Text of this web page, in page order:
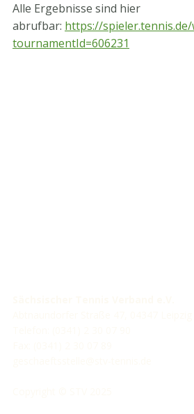
Alle Ergebnisse sind hier
abrufbar: https://
tournamentId=606231